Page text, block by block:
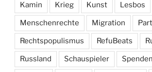
Kamin Krieg Kunst Lesbos
Menschenrechte Migration
Rechtspopulismus RefuBeats
Russland Schauspieler Spenden